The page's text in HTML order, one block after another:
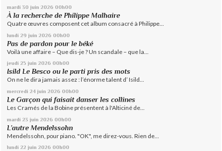
mardi 30 juin 2026 00h00
À la recherche de Philippe Malhaire
Quatre œuvres composent cet album consacré à Philippe...
lundi 29 juin 2026 00h00
Pas de pardon pour le béké
Voilà une affaire – Que dis-je ? Un scandale – que la...
jeudi 25 juin 2026 00h00
Isild Le Besco ou le parti pris des mots
On ne le dira jamais assez : l’énorme talent d’ Isild...
mercredi 24 juin 2026 00h00
Le Garçon qui faisait danser les collines
Les Cramés de la Bobine présentent à l'Alticiné de...
mardi 23 juin 2026 00h00
L’autre Mendelssohn
Mendelssohn, pour piano. "OK", me direz-vous. Rien de...
lundi 22 juin 2026 00h00